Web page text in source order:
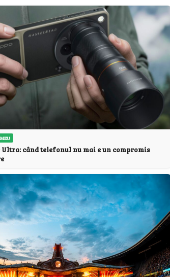
Ultra: când telefonul nu mai e un compromis